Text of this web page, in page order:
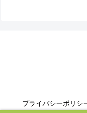
プライバシーポリシ